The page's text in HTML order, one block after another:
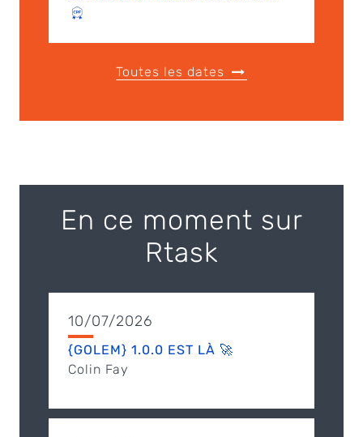
Toutes les dates
En ce moment sur
Rtask
10/07/2026
{GOLEM} 1.0.0 EST LÀ 🚀
Colin Fay